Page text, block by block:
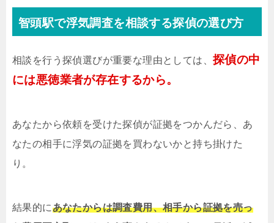
智頭駅で浮気調査を相談する探偵の選び方
相談を行う探偵選びが重要な理由としては、 探偵の中
には悪徳業者が存在するから。
あなたから依頼を受けた探偵が証拠をつかんだら、あ
なたの相手に浮気の証拠を買わないかと持ち掛けた
り。
結果的にあなたからは調査費用、相手から証拠を売っ